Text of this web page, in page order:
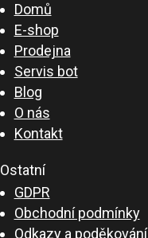
Domů
E-shop
Prodejna
Servis bot
Blog
O nás
Kontakt
Ostatní
GDPR
Obchodní podmínky
Odkazy a poděkování